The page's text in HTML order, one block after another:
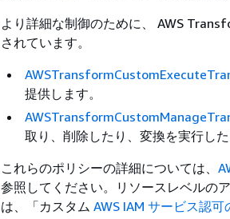
より詳細な制御のために、 AWS
されています。
提供します。
取り、削除したり、変換を実行し
これらのポリシーの詳細については、
参照してください。リソースレベルの
は、「カスタム AWS IAM サービス認